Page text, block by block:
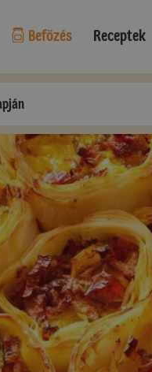
Befőzés Receptek